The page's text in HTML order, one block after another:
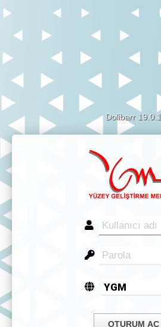
Dolibarr 19.0.1
YGM